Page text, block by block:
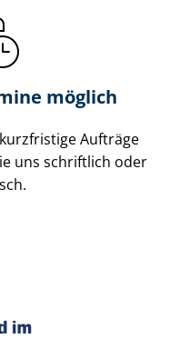
möglich
Aufträge
uns schriftlich oder